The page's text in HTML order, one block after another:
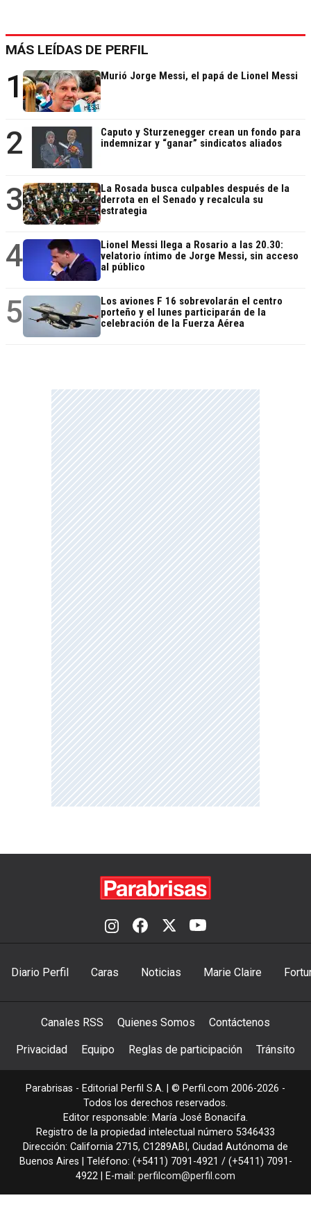
MÁS LEÍDAS DE PERFIL
1 Murió Jorge Messi, el papá de Lionel Messi
2
Caputo y Sturzenegger crean un fondo para
indemnizar y “ganar” sindicatos aliados
3
La Rosada busca culpables después de la
derrota en el Senado y recalcula su
estrategia
4
Lionel Messi llega a Rosario a las 20.30:
velatorio íntimo de Jorge Messi, sin acceso
al público
5
Los aviones F 16 sobrevolarán el centro
porteño y el lunes participarán de la
celebración de la Fuerza Aérea
Diario Perfil Caras Noticias Marie Claire
Canales RSS Quienes Somos Contáctenos
Privacidad Equipo Reglas de participación Tránsito
Parabrisas - Editorial Perfil S.A. | © Perfil.com 2006-2026 -
Todos los derechos reservados.
Editor responsable: María José Bonacifa.
Registro de la propiedad intelectual número 5346433
Dirección: California 2715, C1289ABI , Ciudad Autónoma de
Buenos Aires | Teléfono: (+5411) 7091-4921 / (+5411) 7091-
4922 | E-mail: perfilcom@perfil.com